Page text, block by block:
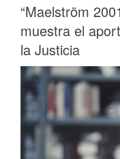
“Maelström
muestra el
la Justicia